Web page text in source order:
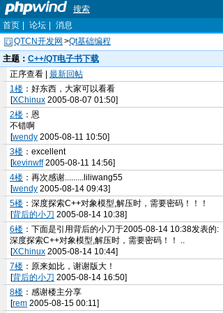
搜索
首页
论坛
消息
QTCN开发网 >Qt基础编程
主题： C++/QT电子书下载
正序查看 | 最新回帖
1楼 ：好东西，大家可以看看
[XChinux 2005-08-07 01:50]
2楼 ：恩
不错啊
[wendy 2005-08-11 10:50]
3楼 ：excellent
[kevinwff2005-08-11 14:56]
4楼 ：再次感谢.........liliwang55
[wendy 2005-08-14 09:43]
5楼 ：深度探索C++对象模型,解压时，需要密码！！！
[背后的小刀 2005-08-14 10:38]
6楼 ：下面是引用背后的小刀于2005-08-14 10:38发表的:
深度探索C++对象模型,解压时，需要密码！！ ..
[XChinux 2005-08-14 10:44]
7楼 ：原来如比，谢谢版大！
[背后的小刀 2005-08-14 16:50]
8楼 ：感谢楼主分享
[rem 2005-08-15 00:11]